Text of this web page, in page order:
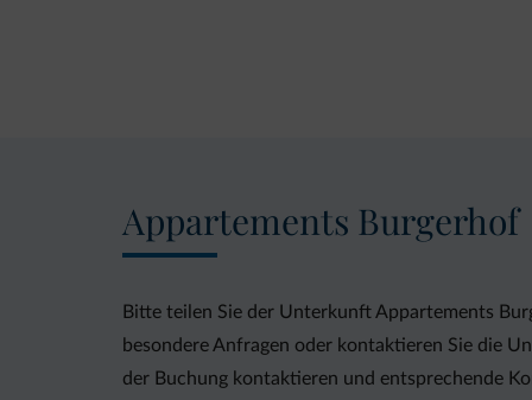
Appartements Burgerhof
Bitte teilen Sie der Unterkunft Appartements
besondere Anfragen oder kontaktieren Sie die
der Buchung kontaktieren und entsprechende